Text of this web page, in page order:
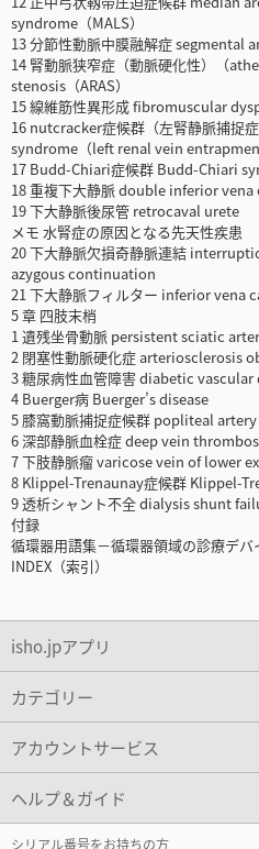
syndrome（MALS）
13 分節性動脈中膜融解症 segmental
14 腎動脈狭窄症（動脈硬化性）（
stenosis（ARAS）
15 線維筋性異形成 fibromuscular
16 nutcracker症候群（左腎静脈捕捉
syndrome（left renal vein
17 Budd-Chiari症候群 Budd-Chiari
18 重複下大静脈 double inferior vena
19 下大静脈後尿管 retrocaval urete
メモ 水腎症の原因となる先天性疾患
20 下大静脈欠損奇静脈連結
azygous continuation
21 下大静脈フィルター inferior vena
5 章 四肢末梢
1 遺残坐骨動脈 persistent sciatic
2 閉塞性動脈硬化症 arteriosclerosis
3 糖尿病性血管障害 diabetic vascular
4 Buerger病 Buerger’s disease
5 膝窩動脈捕捉症候群 popliteal
6 深部静脈血栓症 deep vein
7 下肢静脈瘤 varicose vein of lower
8 Klippel-Trenaunay症候群 Klippel-
9 透析シャント不全 dialysis shunt
付録
循環器用語集－循環器領域の診療デバ
INDEX（索引）
isho.jpアプリ
カテゴリー
アカウントサービス
ヘルプ＆ガイド
シリアル番号をお持ちの方